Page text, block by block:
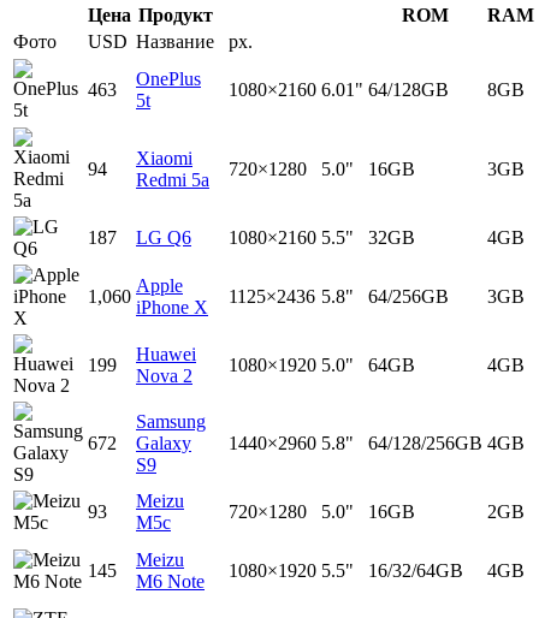
Цена Продукт ROM
RAM
Фото
USD Название px.
463
OnePlus
5t
1080×2160 6.01" 64/128GB 8GB
94
Xiaomi
Redmi 5a
720×1280 5.0" 16GB 3GB
187 LG Q6 1080×2160 5.5" 32GB 4GB
1,060
Apple
iPhone X
1125×2436 5.8" 64/256GB 3GB
199
Huawei
Nova 2
1080×1920 5.0" 64GB 4GB
672
Samsung
Galaxy
S9
1440×2960 5.8" 64/128/256GB 4GB
93
Meizu
M5c
720×1280 5.0" 16GB 2GB
145
Meizu
M6 Note
1080×1920 5.5" 16/32/64GB 4GB